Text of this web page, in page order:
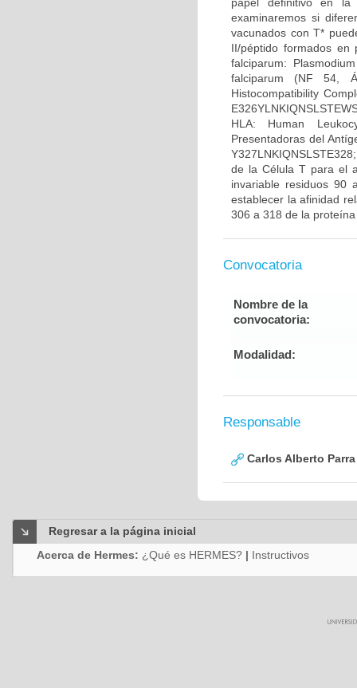
examinaremos si
vacunados con T*
II/péptido formados en
falciparum:
falciparum (NF 54,
Histocompatibility
HLA: Human
Presentadoras del
de la Célula T para el
invariable residuos 90
establecer la afinidad
306 a 318 de la
Convocatoria
Nombre de la
convocatoria:
Modalidad:
Responsable
Carlos Alberto
Regresar a la página inicial
Acerca de Hermes: ¿Qué es HERMES? | Instructivos